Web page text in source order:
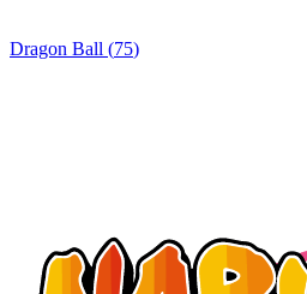
Dragon Ball (75)